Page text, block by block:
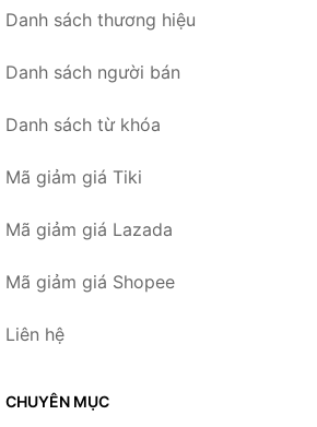
Danh sách thương hiệu
Danh sách người bán
Danh sách từ khóa
Mã giảm giá Tiki
Mã giảm giá Lazada
Mã giảm giá Shopee
Liên hệ
CHUYÊN MỤC